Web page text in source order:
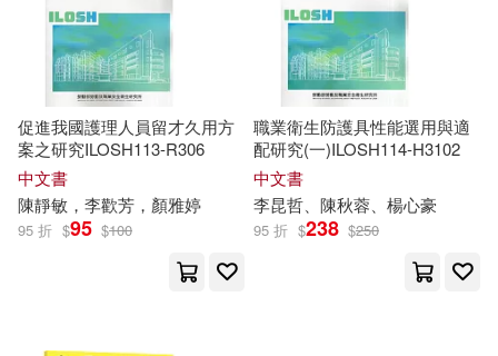
みつか(35) 由鈺涵(35)
福希(35) 幼福編輯部主編(34)
草場道輝(34) 製作部(34)
世一編輯部(33)
中公教育福建教師招聘考試研究院
世界圖書出版公司北京公司(146)
譯林出版社(139)
國家衛生研究院(137)
天下文化(135)
促進我國護理人員留才久用方
案之研究ILOSH113-R306
中文書
陳靜敏，李歡芳，顏雅婷
95 折 $95 $100
職業衛生防護具性能選用與適
配研究(一)ILOSH114-H3102
中文書
李昆哲、陳秋蓉、楊心豪
95 折 $238 $250